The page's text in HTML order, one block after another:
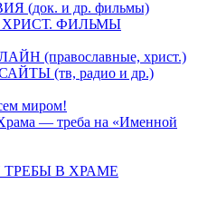
(док. и др. фильмы)
ФИЛЬМЫ
(православные, христ.)
(тв, радио и др.)
миром!
— треба на «Именной
В ХРАМЕ